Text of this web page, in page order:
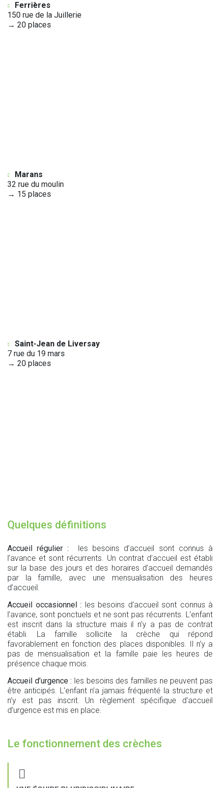
Ferrières
150 rue de la Juillerie
→ 20 places
Marans
32 rue du moulin
→ 15 places
Saint-Jean de Liversay
7 rue du 19 mars
→ 20 places
Quelques définitions
Accueil régulier : les besoins d’accueil sont connus à
l’avance et sont récurrents. Un contrat d’accueil est établi
sur la base des jours et des horaires d’accueil demandés
par la famille, avec une mensualisation des heures
d’accueil.
Accueil occasionnel : les besoins d’accueil sont connus à
l’avance, sont ponctuels et ne sont pas récurrents. L’enfant
est inscrit dans la structure mais il n’y a pas de contrat
établi. La famille sollicite la crèche qui répond
favorablement en fonction des places disponibles. Il n’y a
pas de mensualisation et la famille paie les heures de
présence chaque mois.
Accueil d’urgence : les besoins des familles ne peuvent pas
être anticipés. L’enfant n’a jamais fréquenté la structure et
n’y est pas inscrit. Un règlement spécifique d’accueil
d’urgence est mis en place.
Le fonctionnement des crèches